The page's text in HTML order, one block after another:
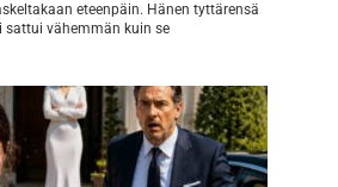
eteenpäin. Hänen tyttärensä
sattui vähemmän kuin se